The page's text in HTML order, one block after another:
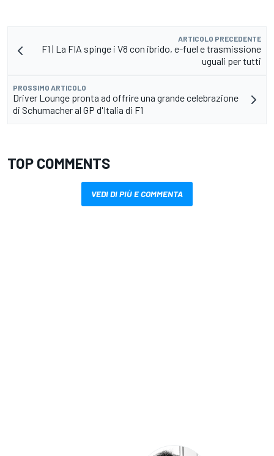
ARTICOLO PRECEDENTE
F1 | La FIA spinge i V8 con ibrido, e-fuel e trasmissione
uguali per tutti
PROSSIMO ARTICOLO
Driver Lounge pronta ad offrire una grande celebrazione
di Schumacher al GP d'Italia di F1
TOP COMMENTS
VEDI DI PIÙ E COMMENTA